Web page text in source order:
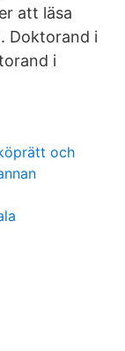
att läsa
Doktorand i
i
och